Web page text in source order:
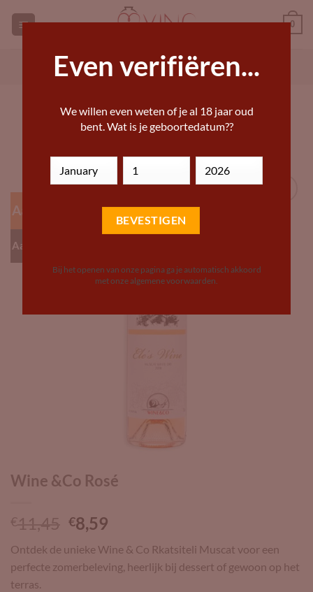
naar
0
GEORGISCHE WIJNEN KOPEN ANDERE WIJN KOPEN
HOME » DRANKWINKEL – BIJZONDERE WIJNEN,
BIEREN EN STERKE DRANKEN
Aanbieding!
Aanbevolen!
Wine &Co Rosé
€ 11,45 Oorspronkelijke
was:
€11,45.
€8,59
is:
€8,59.
Ontdek de unieke Wine & Co Rkatsiteli Muscat voor een
perfecte zomerbeleving, heerlijk bij dessert of gewoon op het
terras.
Even verifiëren...
We willen even weten of je al 18 jaar oud
bent. Wat is je geboortedatum??
Bij het openen van onze pagina ga je automatisch akkoord
met onze algemene voorwaarden.